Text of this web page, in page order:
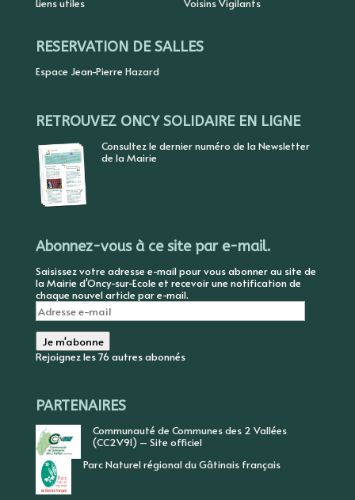
Liens utiles
Voisins Vigilants
RESERVATION DE SALLES
Espace Jean-Pierre Hazard
RETROUVEZ ONCY SOLIDAIRE EN LIGNE
Consultez le dernier numéro de la Newsletter
de la Mairie
Abonnez-vous à ce site par e-mail.
Saisissez votre adresse e-mail pour vous abonner au site de
la Mairie d'Oncy-sur-Ecole et recevoir une notification de
chaque nouvel article par e-mail.
Adresse
e-
mail
Je m'abonne
Rejoignez les 76 autres abonnés
PARTENAIRES
Communauté de Communes des 2 Vallées
(CC2V91) – Site officiel
Parc Naturel régional du Gâtinais français